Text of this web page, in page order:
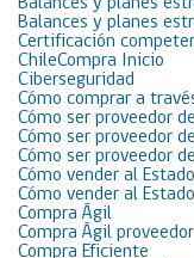
Balances y planes
Certificación
ChileCompra Inicio
Ciberseguridad
Cómo comprar a
Cómo ser proveedor
Cómo ser proveedor
Cómo ser proveedor
Cómo vender al Estado
Cómo vender al
Compra Ágil
Compra Ágil proveedor
Compra Eficiente